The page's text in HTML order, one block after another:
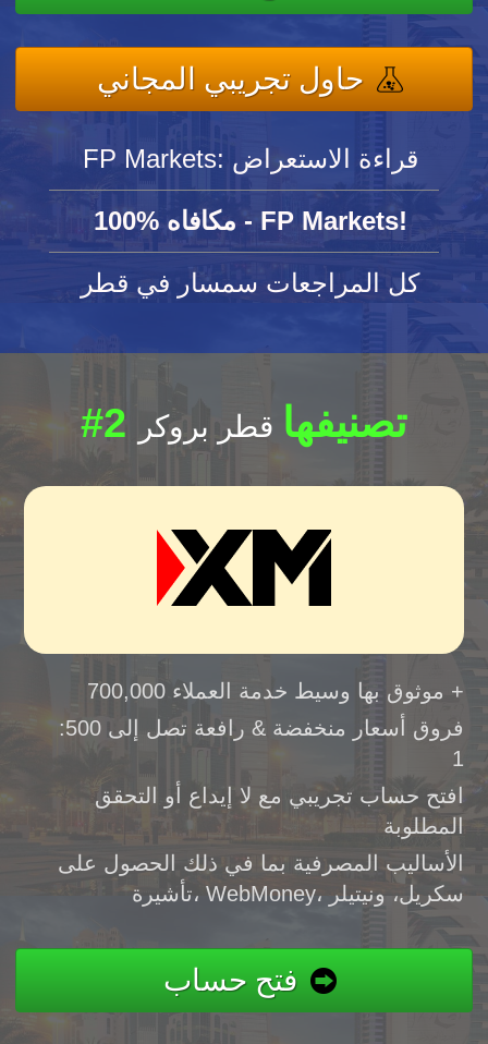
حاول تجريبي المجاني
FP Markets: قراءة الاستعراض
100% مكافاه - FP Markets!
كل المراجعات سمسار في قطر
#2 تصنيفها قطر بروكر
موثوق بها وسيط خدمة العملاء 700,000 +
فروق أسعار منخفضة & رافعة تصل إلى 500:
1
افتح حساب تجريبي مع لا إيداع أو التحقق
المطلوبة
الأساليب المصرفية بما في ذلك الحصول على
تأشيرة، WebMoney، سكريل، ونيتيلر
فتح حساب